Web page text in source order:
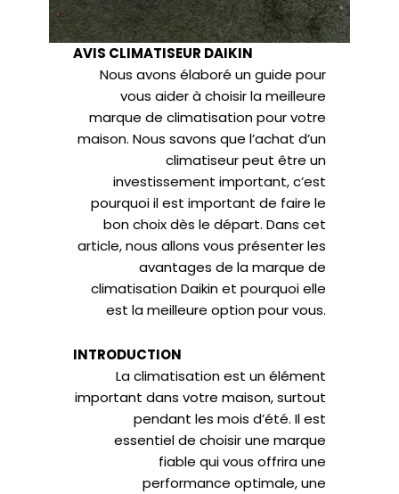
AVIS CLIMATISEUR DAIKIN
Nous avons élaboré un guide pour
vous aider à choisir la meilleure
marque de climatisation pour votre
maison. Nous savons que l’achat d’un
climatiseur peut être un
investissement important, c’est
pourquoi il est important de faire le
bon choix dès le départ. Dans cet
article, nous allons vous présenter les
avantages de la marque de
climatisation Daikin et pourquoi elle
est la meilleure option pour vous.
INTRODUCTION
La climatisation est un élément
important dans votre maison, surtout
pendant les mois d’été. Il est
essentiel de choisir une marque
fiable qui vous offrira une
performance optimale, une